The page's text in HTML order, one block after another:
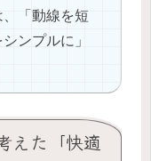
「動線を短
ンプルに」
えた「快適